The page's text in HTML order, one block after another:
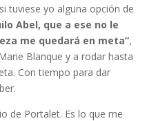
tuviese yo alguna opción de
Abel, que a ese no le
me quedará en meta”,
Blanque y a rodar hasta
Con tiempo para dar
de Portalet. Es lo que me